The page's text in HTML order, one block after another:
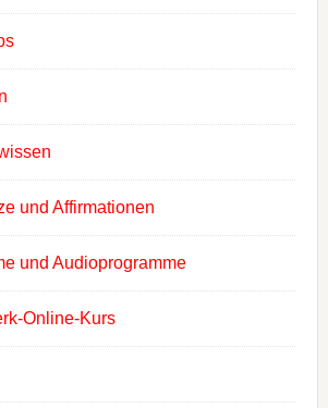
und Affirmationen
und Audioprogramme
Online-Kurs